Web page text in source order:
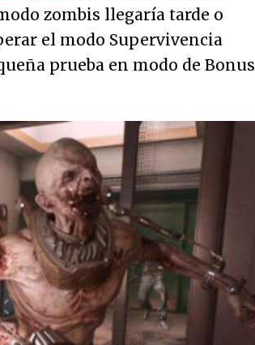
zombis llegaría tarde o
el modo Supervivencia
prueba en modo de Bonus